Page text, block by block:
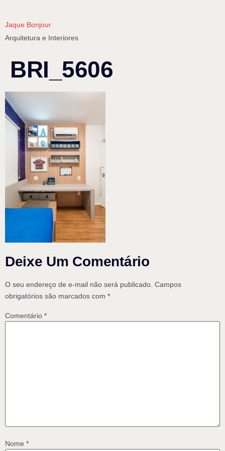
Jaque Bonjour
Arquitetura e Interiores
BRI_5606
Deixe Um Comentário
O seu endereço de e-mail não será publicado. Campos
obrigatórios são marcados com *
Comentário *
Nome *